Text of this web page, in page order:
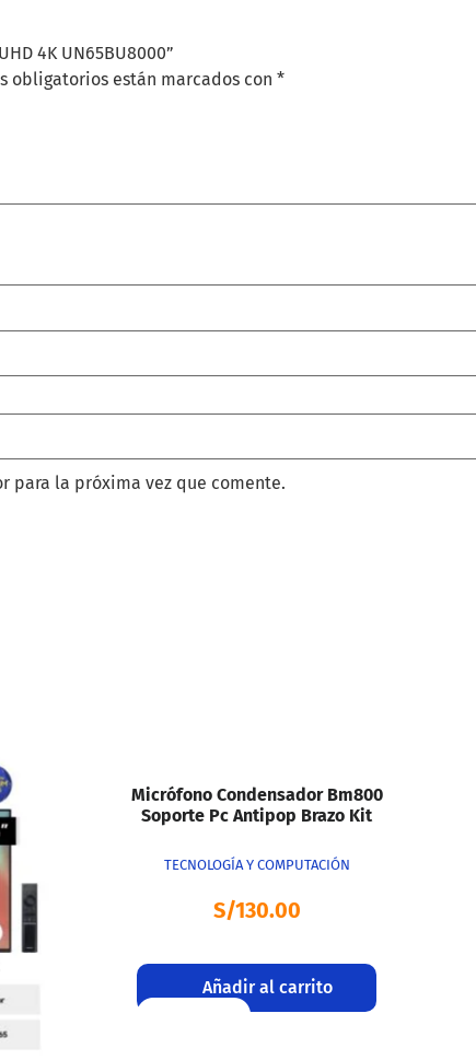
4K UN65BU8000”
obligatorios están marcados con *
para la próxima vez que comente.
Micrófono Condensador Bm800
Soporte Pc Antipop Brazo Kit
TECNOLOGÍA Y COMPUTACIÓN
S/130.00
Añadir al carrito